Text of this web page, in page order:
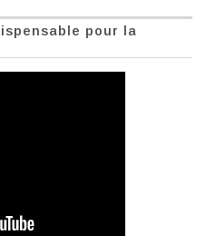
pour la